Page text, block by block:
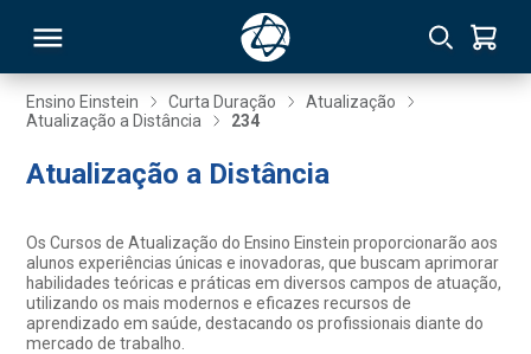
Ensino Einstein Curta Duração
Atualização
Atualização a Distância
234
Atualização a Distância
Os Cursos de Atualização do Ensino Einstein proporcionarão aos
alunos experiências únicas e inovadoras, que buscam aprimorar
habilidades teóricas e práticas em diversos campos de atuação,
utilizando os mais modernos e eficazes recursos de
aprendizado em saúde, destacando os profissionais diante do
mercado de trabalho.